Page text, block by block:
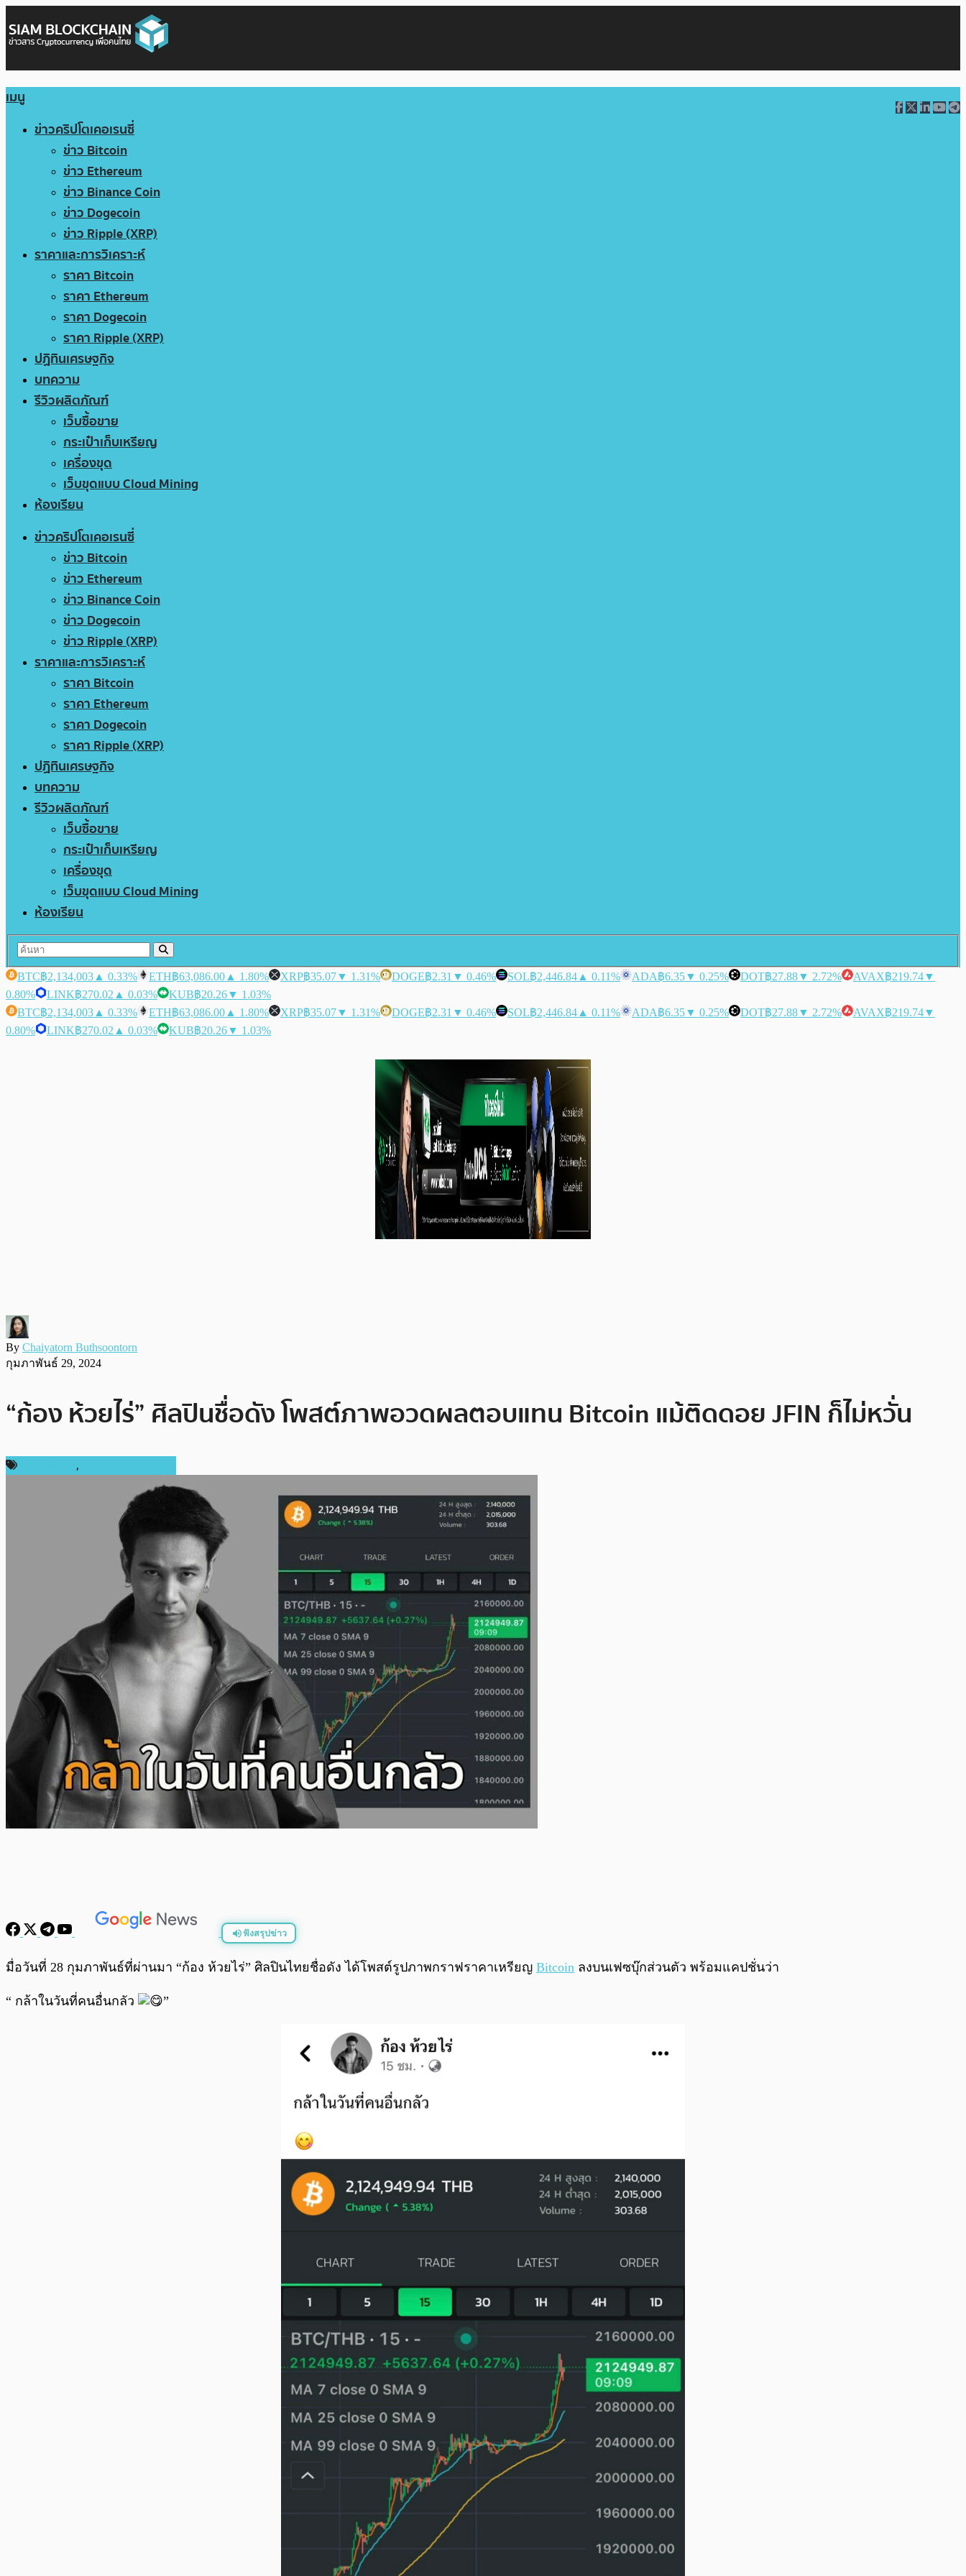
เมนู
ข่าวคริปโตเคอเรนซี่
ข่าว Bitcoin
ข่าว Ethereum
ข่าว Binance Coin
ข่าว Dogecoin
ข่าว Ripple (XRP)
ราคาและการวิเคราะห์
ราคา Bitcoin
ราคา Ethereum
ราคา Dogecoin
ราคา Ripple (XRP)
ปฏิทินเศรษฐกิจ
บทความ
รีวิวผลิตภัณฑ์
เว็บซื้อขาย
กระเป๋าเก็บเหรียญ
เครื่องขุด
เว็บขุดแบบ Cloud Mining
ห้องเรียน
ข่าวคริปโตเคอเรนซี่
ข่าว Bitcoin
ข่าว Ethereum
ข่าว Binance Coin
ข่าว Dogecoin
ข่าว Ripple (XRP)
ราคาและการวิเคราะห์
ราคา Bitcoin
ราคา Ethereum
ราคา Dogecoin
ราคา Ripple (XRP)
ปฏิทินเศรษฐกิจ
บทความ
รีวิวผลิตภัณฑ์
เว็บซื้อขาย
กระเป๋าเก็บเหรียญ
เครื่องขุด
เว็บขุดแบบ Cloud Mining
ห้องเรียน
BTC฿2,134,003 ▲ 0.33% ETH฿63,086.00 ▲ 1.80% XRP฿35.07▼ 1.31% DOGE฿2.31 ▼ 0.46% SOL฿2,446.84 ▲ 0.11% ADA฿6.35▼ 0.25% DOT฿27.88▼ 2.72% AVAX฿219.74▼
0.80%
LINK฿270.02 ▲ 0.03% KUB฿20.26▼ 1.03%
BTC฿2,134,003 ▲ 0.33% ETH฿63,086.00 ▲ 1.80% XRP฿35.07▼ 1.31% DOGE฿2.31 ▼ 0.46% SOL฿2,446.84 ▲ 0.11% ADA฿6.35▼ 0.25% DOT฿27.88▼ 2.72% AVAX฿219.74▼
0.80%
LINK฿270.02 ▲ 0.03% KUB฿20.26▼ 1.03%
By Chaiyatorn Buthsoontorn
กุมภาพันธ์ 29, 2024
“ก้อง ห้วยไร่” ศิลปินชื่อดัง โพสต์ภาพอวดผลตอบแทน Bitcoin แม้ติดดอย JFIN ก็ไม่หวั่น
,
ฟังสรุปข่าว
พร้อมเล่น
มื่อวันที่ 28 กุมภาพันธ์ที่ผ่านมา “ก้อง ห้วยไร่” ศิลปินไทยชื่อดัง ได้โพสต์รูปภาพกราฟราคาเหรียญ Bitcoin ลงบนเฟซบุ๊กส่วนตัว พร้อมแคปชั่นว่า
“ กล้าในวันที่คนอื่นกลัว ”